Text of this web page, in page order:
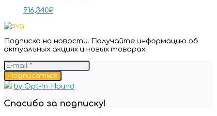
916,340₽
Подписка на новости. Получайте информацию об
актуальных акциях и новых товарах.
Подписаться
by Opt-In Hound
Спасибо за подписку!